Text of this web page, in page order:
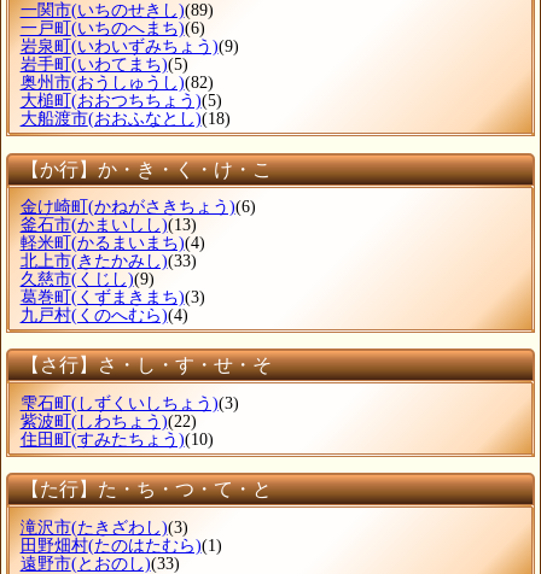
一関市(いちのせきし)(89)
一戸町 (いちのへまち)(6)
岩泉町 (いわいずみちょう)(9)
岩手町 (いわてまち)(5)
奥州市(おうしゅうし)(82)
大槌町 (おおつちちょう)(5)
大船渡市(おおふなとし)(18)
【か行】か・き・く・け・こ
金け崎町 (かねがさきちょう)(6)
釜石市(かまいしし)(13)
軽米町 (かるまいまち)(4)
北上市(きたかみし)(33)
久慈市(くじし)(9)
葛巻町 (くずまきまち)(3)
九戸村(くのへむら)(4)
【さ行】さ・し・す・せ・そ
雫石町 (しずくいしちょう)(3)
紫波町 (しわちょう)(22)
住田町 (すみたちょう)(10)
【た行】た・ち・つ・て・と
滝沢市(たきざわし)(3)
田野畑村(たのはたむら)(1)
遠野市(とおのし)(33)